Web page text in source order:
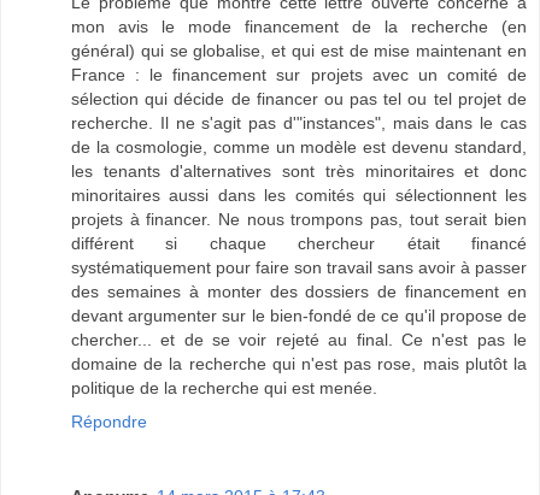
mon avis le mode financement de la recherche (en
général) qui se globalise, et qui est de mise maintenant en
France : le financement sur projets avec un comité de
sélection qui décide de financer ou pas tel ou tel projet de
recherche. Il ne s'agit pas d'"instances", mais dans le cas
de la cosmologie, comme un modèle est devenu standard,
les tenants d'alternatives sont très minoritaires et donc
minoritaires aussi dans les comités qui sélectionnent les
projets à financer. Ne nous trompons pas, tout serait bien
différent si chaque chercheur était financé
systématiquement pour faire son travail sans avoir à passer
des semaines à monter des dossiers de financement en
devant argumenter sur le bien-fondé de ce qu'il propose de
chercher... et de se voir rejeté au final. Ce n'est pas le
domaine de la recherche qui n'est pas rose, mais plutôt la
politique de la recherche qui est menée.
Répondre